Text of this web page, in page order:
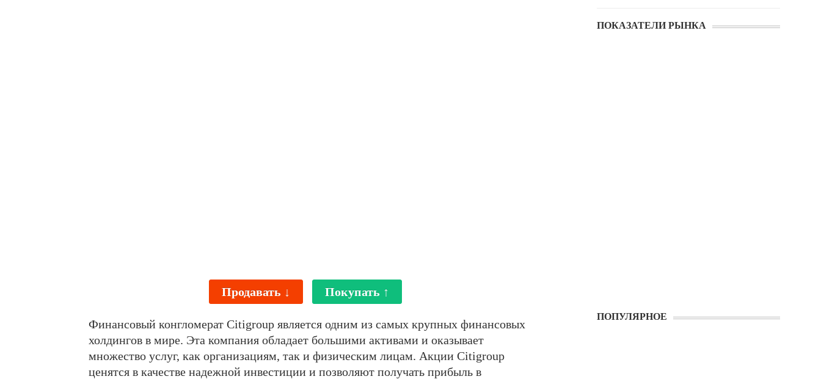
Продавать ↓ Покупать ↑
Финансовый конгломерат Citigroup является одним из самых крупных финансовых
холдингов в мире. Эта компания обладает большими активами и оказывает
множество услуг, как организациям, так и физическим лицам. Акции Citigroup
ценятся в качестве надежной инвестиции и позволяют получать прибыль в
ПОКАЗАТЕЛИ РЫНКА
ПОПУЛЯРНОЕ